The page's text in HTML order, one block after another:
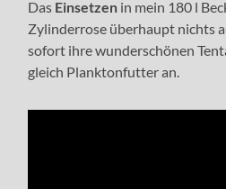
Das Einsetzen in mein 180 l
Zylinderrose überhaupt nichts
sofort ihre wunderschönen
gleich Planktonfutter an.